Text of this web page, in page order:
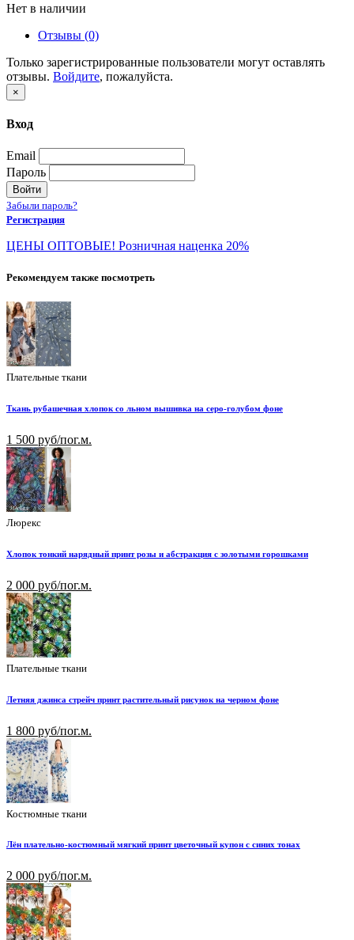
Нет в наличии
Отзывы (0)
Только зарегистрированные пользователи могут оставлять
отзывы. Войдите, пожалуйста.
×
Вход
Email
Пароль
Войти
Забыли пароль?
Регистрация
ЦЕНЫ ОПТОВЫЕ! Розничная наценка 20%
Рекомендуем также посмотреть
Плательные ткани
Ткань рубашечная хлопок со льном вышивка на серо-голубом фоне
1 500 руб/пог.м.
Люрекс
Хлопок тонкий нарядный принт розы и абстракция с золотыми горошками
2 000 руб/пог.м.
Плательные ткани
Летняя джинса стрейч принт растительный рисунок на черном фоне
1 800 руб/пог.м.
Костюмные ткани
Лён плательно-костюмный мягкий принт цветочный купон с синих тонах
2 000 руб/пог.м.